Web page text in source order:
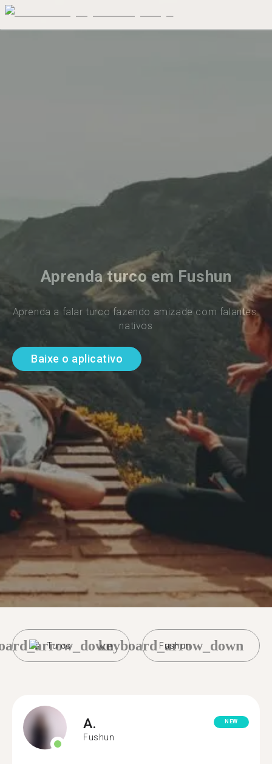
Aprenda turco em Fushun
Aprenda a falar turco fazendo amizade com falantes
nativos
Baixe o aplicativo
Turco Fushun
keyboard_arrow_down
A.
Fushun
NEW